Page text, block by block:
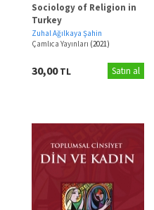
Sociology of Religion in
Turkey
Zuhal Ağılkaya Şahin
Çamlıca Yayınları (2021)
30,00TL Satın al